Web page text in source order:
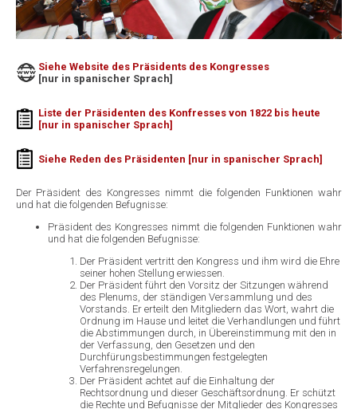
Siehe Website des Präsidents des Kongresses
[nur in spanischer Sprach]
Liste der Präsidenten des Konfresses von 1822 bis heute
[nur in spanischer Sprach]
Siehe Reden des Präsidenten [nur in spanischer Sprach]
Der Präsident des Kongresses nimmt die folgenden Funktionen wahr
und hat die folgenden Befugnisse:
Präsident des Kongresses nimmt die folgenden Funktionen wahr
und hat die folgenden Befugnisse:
Der Präsident vertritt den Kongress und ihm wird die Ehre
seiner hohen Stellung erwiessen.
Der Präsident führt den Vorsitz der Sitzungen während
des Plenums, der ständigen Versammlung und des
Vorstands. Er erteilt den Mitgliedern das Wort, wahrt die
Ordnung im Hause und leitet die Verhandlungen und führt
die Abstimmungen durch, in Übereinstimmung mit den in
der Verfassung, den Gesetzen und den
Durchfürungsbestimmungen festgelegten
Verfahrensregelungen.
Der Präsident achtet auf die Einhaltung der
Rechtsordnung und dieser Geschäftsordnung. Er schützt
die Rechte und Befugnisse der Mitglieder des Kongresses